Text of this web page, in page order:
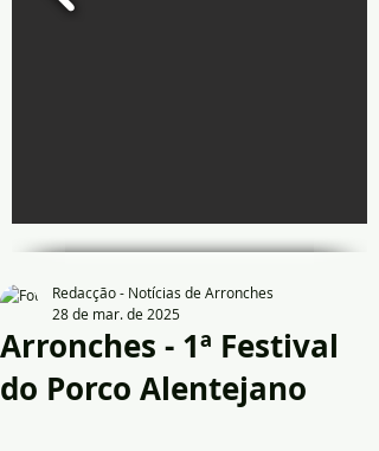
Arronches - 1ª Festival
do Porco Alentejano
Redacção - Notícias de Arronches
28 de mar. de 2025